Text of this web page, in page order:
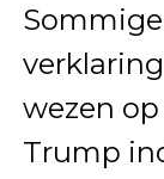
wezen
Trump